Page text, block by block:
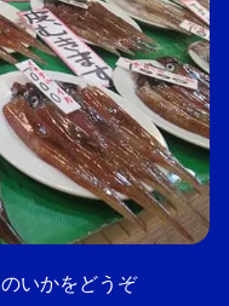
いかをどうぞ